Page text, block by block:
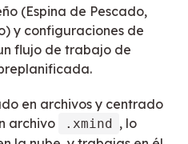
(Espina de Pescado,
y configuraciones de
flujo de trabajo de
en archivos y centrado
archivo
.xmind , lo